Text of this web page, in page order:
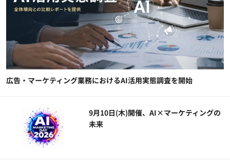
広告・マーケティング業務におけるAI活用実態調査を開始
9月10日(木)開催、AI×マーケティングの
未来